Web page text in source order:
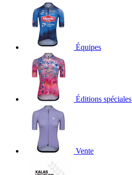
Équipes
Éditions spéciales
Vente